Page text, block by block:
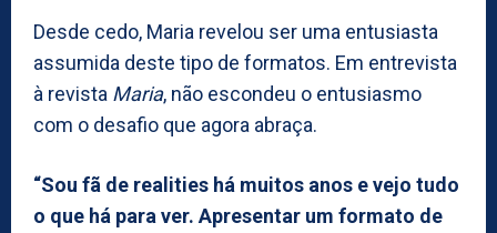
Desde cedo, Maria revelou ser uma entusiasta
assumida deste tipo de formatos. Em entrevista
à revista Maria, não escondeu o entusiasmo
com o desafio que agora abraça.
“Sou fã de realities há muitos anos e vejo tudo
o que há para ver. Apresentar um formato de